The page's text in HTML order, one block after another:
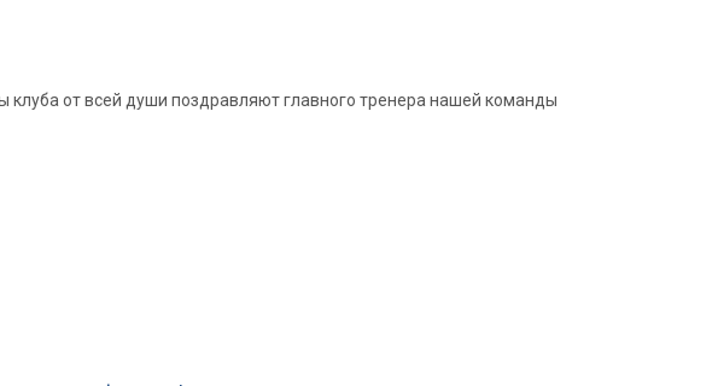
клуба от всей души поздравляют главного тренера нашей команды